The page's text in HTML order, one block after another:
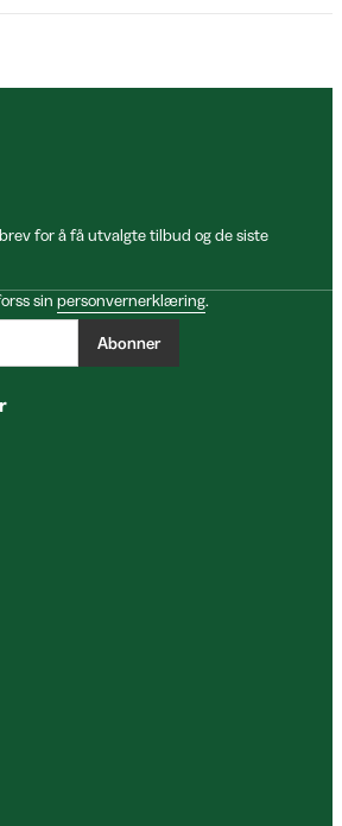
for å få utvalgte tilbud og de siste
sin personvernerklæring.
Abonner